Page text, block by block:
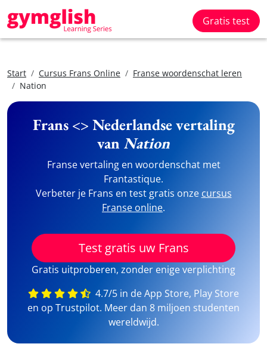
Gratis test
Start Cursus Frans Online
Franse woordenschat leren
Nation
Frans <> Nederlandse vertaling
van Nation
Franse vertaling en woordenschat met
Frantastique.
Verbeter je Frans en test gratis onze cursus
Franse online.
Test gratis uw Frans
Gratis uitproberen, zonder enige verplichting
4.7/5 in de App Store, Play Store
en op Trustpilot. Meer dan 8 miljoen studenten
wereldwijd.